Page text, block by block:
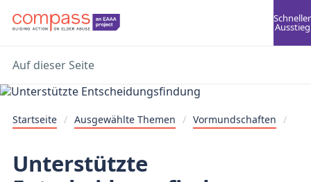
Schneller
Ausstieg
Startseite / Ausgewählte Themen / Vormundschaften /
Unterstützte
Auf dieser Seite